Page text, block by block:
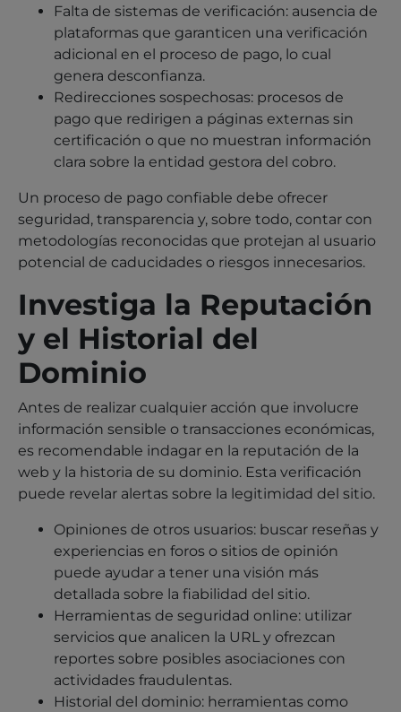
Falta de sistemas de verificación: ausencia de
plataformas que garanticen una verificación
adicional en el proceso de pago, lo cual
genera desconfianza.
Redirecciones sospechosas: procesos de
pago que redirigen a páginas externas sin
certificación o que no muestran información
clara sobre la entidad gestora del cobro.
Un proceso de pago confiable debe ofrecer
seguridad, transparencia y, sobre todo, contar con
metodologías reconocidas que protejan al usuario
potencial de caducidades o riesgos innecesarios.
Investiga la Reputación
y el Historial del
Dominio
Antes de realizar cualquier acción que involucre
información sensible o transacciones económicas,
es recomendable indagar en la reputación de la
web y la historia de su dominio. Esta verificación
puede revelar alertas sobre la legitimidad del sitio.
Opiniones de otros usuarios: buscar reseñas y
experiencias en foros o sitios de opinión
puede ayudar a tener una visión más
detallada sobre la fiabilidad del sitio.
Herramientas de seguridad online: utilizar
servicios que analicen la URL y ofrezcan
reportes sobre posibles asociaciones con
actividades fraudulentas.
Historial del dominio: herramientas como